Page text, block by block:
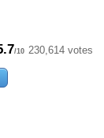
/10 230,614 votes